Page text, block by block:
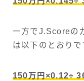
一方でJ.Scoreの
は以下のとおりで
150万円×0.12÷